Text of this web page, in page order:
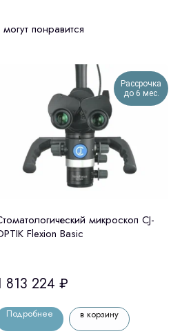
понравится
Рассрочка
до 6 мес.
микроскоп CJ-
Flexion Basic
813 224 ₽
Подробнее в корзину